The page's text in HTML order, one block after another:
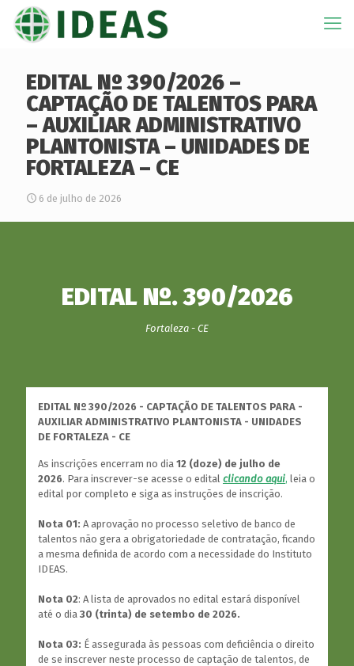
EDITAL Nº 390/2026 –
CAPTAÇÃO DE TALENTOS PARA
– AUXILIAR ADMINISTRATIVO
PLANTONISTA – UNIDADES DE
FORTALEZA – CE
6 de julho de 2026
EDITAL Nº. 390/2026
Fortaleza - CE
EDITAL Nº 390/2026 - CAPTAÇÃO DE TALENTOS PARA -
AUXILIAR ADMINISTRATIVO PLANTONISTA - UNIDADES
DE FORTALEZA - CE
As inscrições encerram no dia 12 (doze) de julho de
2026. Para inscrever-se acesse o edital clicando aqui, leia o
edital por completo e siga as instruções de inscrição.
Nota 01: A aprovação no processo seletivo de banco de
talentos não gera a obrigatoriedade de contratação, ficando
a mesma definida de acordo com a necessidade do Instituto
IDEAS.
Nota 02: A lista de aprovados no edital estará disponível
até o dia 30 (trinta) de setembo de 2026.
Nota 03: É assegurada às pessoas com deficiência o direito
de se inscrever neste processo de captação de talentos, de